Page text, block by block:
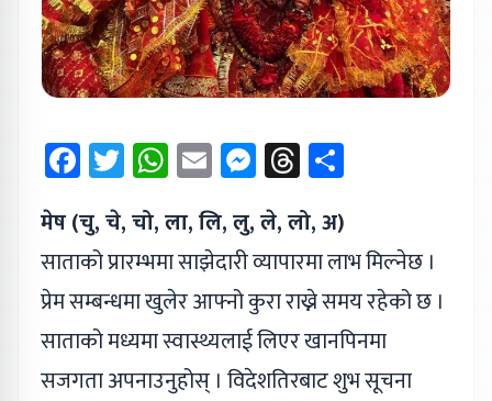
Facebook
Twitter
WhatsApp
EmailMessenger
Threads
मेष (चु, चे, चो, ला, लि, लु, ले, लो, अ)
साताको प्रारम्भमा साझेदारी व्यापारमा लाभ मिल्नेछ ।
प्रेम सम्बन्धमा खुलेर आफ्नो कुरा राख्ने समय रहेको छ ।
साताको मध्यमा स्वास्थ्यलाई लिएर खानपिनमा
सजगता अपनाउनुहोस् । विदेशतिरबाट शुभ सूचना